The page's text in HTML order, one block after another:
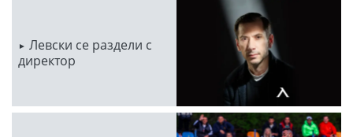
Левски се раздели с
директор